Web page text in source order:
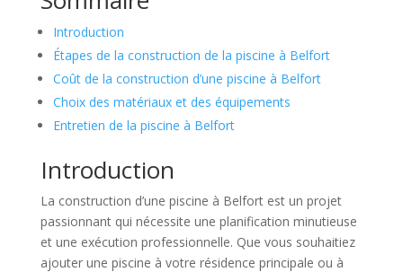
Introduction
Étapes de la construction de la piscine à Belfort
Coût de la construction d’une piscine à Belfort
Choix des matériaux et des équipements
Entretien de la piscine à Belfort
Introduction
La construction d’une piscine à Belfort est un projet
passionnant qui nécessite une planification minutieuse
et une exécution professionnelle. Que vous souhaitiez
ajouter une piscine à votre résidence principale ou à